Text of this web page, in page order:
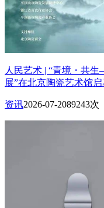
人民艺术 | “青境・共
展”在北京陶瓷艺术馆启
资讯2026-07-2089243次